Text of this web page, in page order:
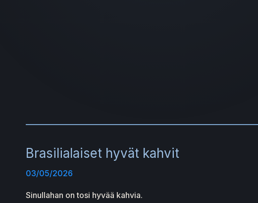
Brasilialaiset hyvät kahvit
03/05/2026
Sinullahan on tosi hyvää kahvia.